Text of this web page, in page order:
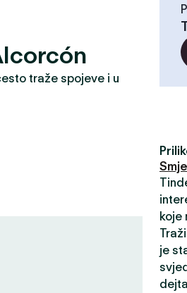
traže spojeve i u
koje
je